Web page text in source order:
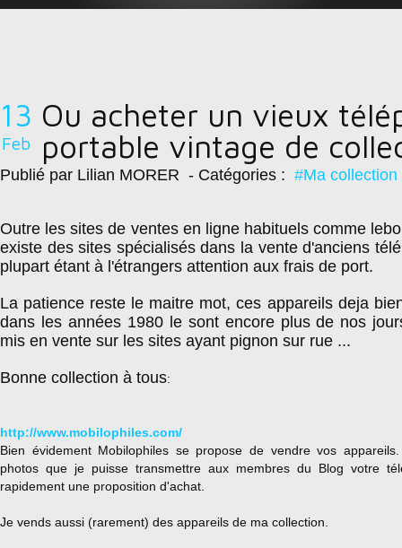
13
Feb
Ou acheter un vieux
portable vintage de
Publié par Lilian MORER - Catégories : #Ma
Outre les sites de ventes en ligne habituels comme
existe des sites spécialisés dans la vente d'anciens
plupart étant à l'étrangers attention aux frais de port.
La patience reste le maitre mot, ces appareils deja
dans les années 1980 le sont encore plus de nos
mis en vente sur les sites ayant pignon sur rue ...
Bonne collection à tous:
http://www.mobilophiles.com/
Bien évidement Mobilophiles se propose de vendre vos
photos que je puisse transmettre aux membres du Blog votre
rapidement une proposition d'achat.
Je vends aussi (rarement) des appareils de ma collection.